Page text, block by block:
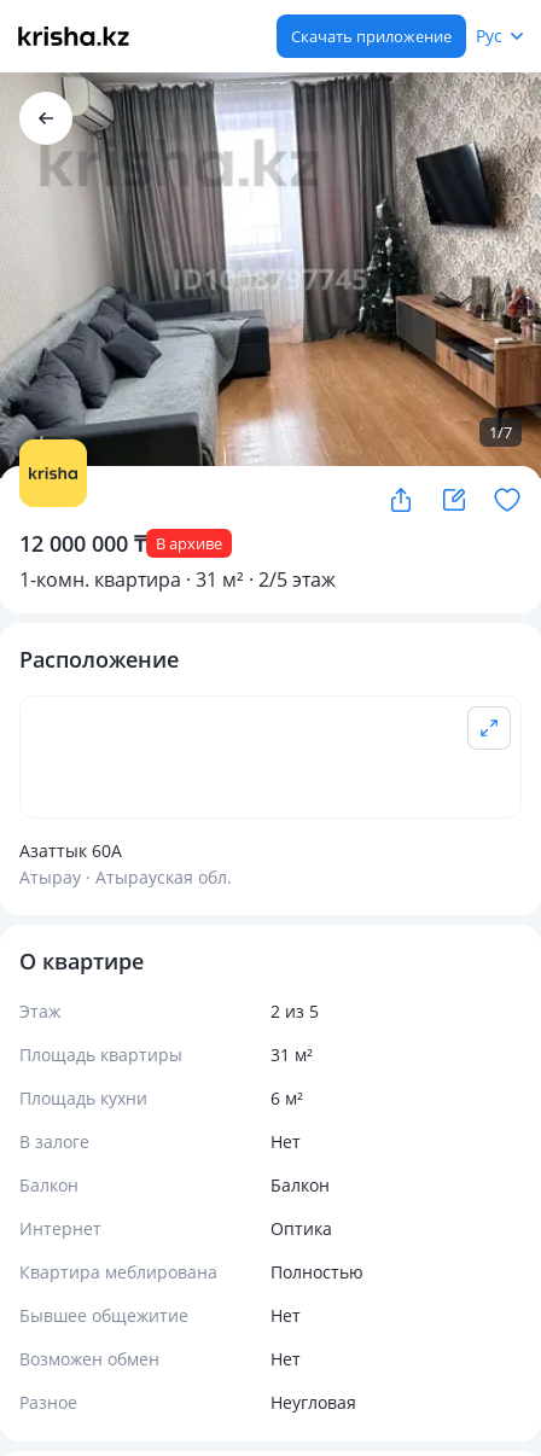
Скачать приложение Рус
1/7
12 000 000 ₸ В архиве
1-комн. квартира · 31 м² · 2/5 этаж
Расположение
Азаттык 60А
Атырау · Атырауская обл.
О квартире
Этаж
2 из 5
Площадь квартиры
31 м²
Площадь кухни
6 м²
В залоге
Нет
Балкон
Балкон
Интернет
Оптика
Квартира меблирована
Полностью
Бывшее общежитие
Нет
Возможен обмен
Нет
Разное
Неугловая